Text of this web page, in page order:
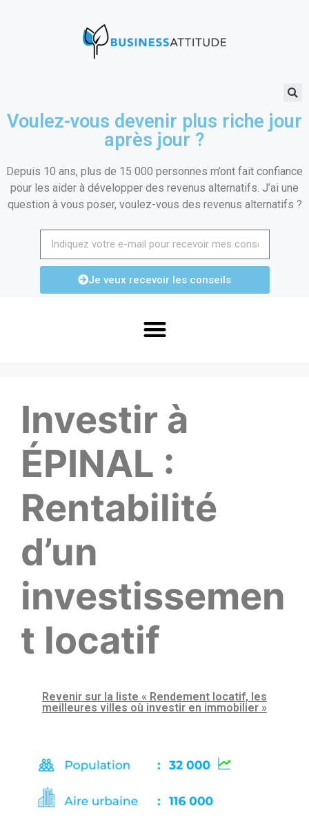
Voulez-vous devenir plus riche jour
après jour ?
Depuis 10 ans, plus de 15 000 personnes m’ont fait confiance
pour les aider à développer des revenus alternatifs. J’ai une
question à vous poser, voulez-vous des revenus alternatifs ?
Je veux recevoir les conseils
Investir à
ÉPINAL :
Rentabilité
d’un
investissemen
t locatif
Revenir sur la liste « Rendement locatif, les
meilleures villes où investir en immobilier »